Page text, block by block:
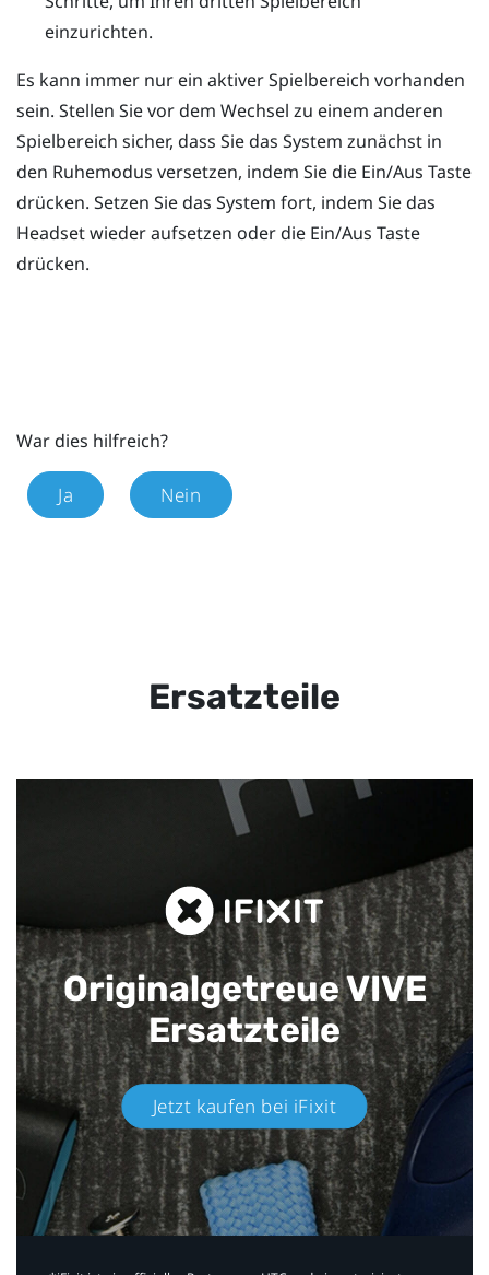
einzurichten.
Es kann immer nur ein aktiver Spielbereich vorhanden
sein. Stellen Sie vor dem Wechsel zu einem anderen
Spielbereich sicher, dass Sie das System zunächst in
den Ruhemodus versetzen, indem Sie die Ein/Aus Taste
drücken. Setzen Sie das System fort, indem Sie das
Headset wieder aufsetzen oder die Ein/Aus Taste
drücken.
War dies hilfreich?
Ja Nein
Ersatzteile
Originalgetreue VIVE
Ersatzteile
Jetzt kaufen bei iFixit​